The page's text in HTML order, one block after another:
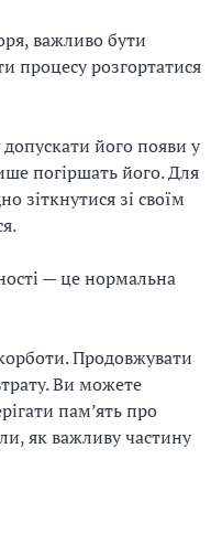
важливо бути
процесу розгортатися
його появи у
погіршать його. Для
зіткнутися зі своїм
— це нормальна
Продовжувати
Ви можете
пам’ять про
як важливу частину